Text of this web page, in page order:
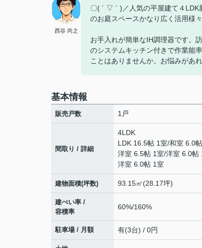
西谷 尚之
〇( ´ ▽ ` )／人気の平屋建て４
のお庭スペースかなり広く活用様
お手入れが簡単なIH調理器です。
のシステムキッチン付きで作業能
ことはありませんか。お悩みがあ
基本情報
販売戸数 1戸
間取り / 詳細
4LDK
LDK 16.5帖 1室/和室 6.0
洋室 6.5帖 1室/洋室 6.0帖
洋室 6.0帖 1室
建物面積(坪数) 93.15㎡(28.17坪)
建ぺい率 /
容積率
60%/160%
駐車場 / 月額 有(3台) / 0円